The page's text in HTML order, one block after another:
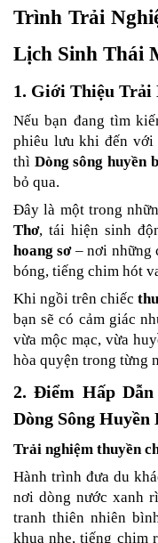
Trình Trải
Lịch Sinh Thái
1. Giới Thiệu Trải
Nếu bạn đang tìm
phiêu lưu khi đến với
thì Dòng sông huyền
bỏ qua.
Đây là một trong
Thơ, tái hiện sinh
hoang sơ – nơi những
bóng, tiếng chim hót
Khi ngồi trên chiếc
bạn sẽ có cảm giác
vừa mộc mạc, vừa
hòa quyện trong từng
2. Điểm Hấp
Dòng Sông Huyền
Trải nghiệm thuyền
Hành trình đưa du
nơi dòng nước xanh
tranh thiên nhiên
khua nhẹ, tiếng chim